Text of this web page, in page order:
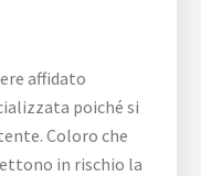
affidato
poiché si
Coloro che
in rischio la